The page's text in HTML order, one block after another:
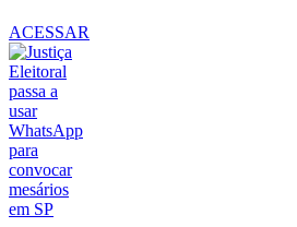
ACESSAR